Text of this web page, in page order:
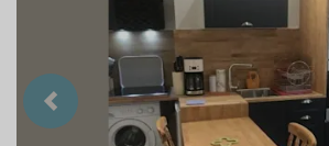
Précedent